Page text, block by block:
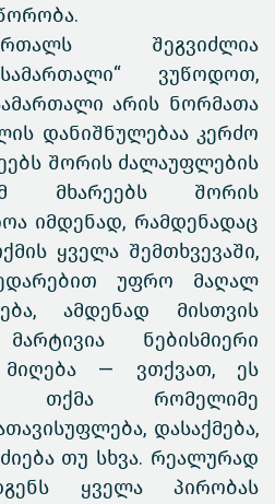
შეგვიძლია
ვუწოდოთ,
არის ნორმათა
დანიშნულებაა კერძო
შორის ძალაუფლების
მხარეებს შორის
იმდენად, რამდენადაც
ყველა შემთხვევაში,
უფრო მაღალ
ამდენად მისთვის
ნებისმიერი
მიღება — ვთქვათ, ეს
თქმა რომელიმე
დასაქმება,
თუ სხვა. რეალურად
ყველა პირობას